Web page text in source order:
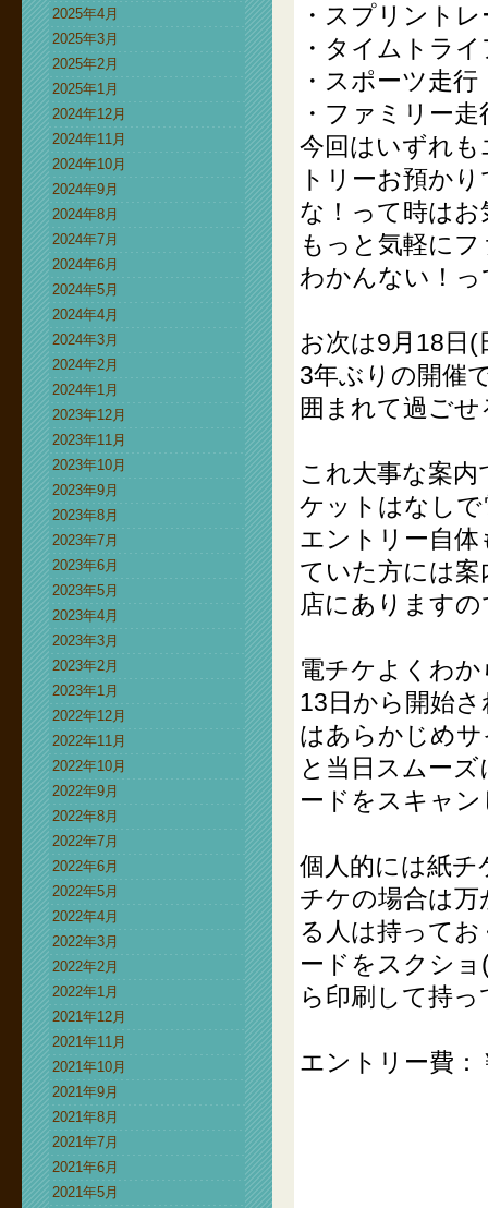
2025年4月
2025年3月
2025年2月
2025年1月
2024年12月
2024年11月
2024年10月
2024年9月
2024年8月
2024年7月
2024年6月
2024年5月
2024年4月
2024年3月
2024年2月
2024年1月
2023年12月
2023年11月
2023年10月
2023年9月
2023年8月
2023年7月
2023年6月
2023年5月
2023年4月
2023年3月
2023年2月
2023年1月
2022年12月
2022年11月
2022年10月
2022年9月
2022年8月
2022年7月
2022年6月
2022年5月
2022年4月
2022年3月
2022年2月
2022年1月
2021年12月
2021年11月
2021年10月
2021年9月
2021年8月
2021年7月
2021年6月
2021年5月
・スプリント
・タイムトラ
・スポーツ走行
・ファミリー走
今回はいずれ
トリーお預か
な！って時は
もっと気軽に
わかんない！
お次は9月18日
3年ぶりの開催
囲まれて過ご
これ大事な案内
ケットはなし
エントリー自
ていた方には
店にあります
電チケよくわ
13日から開始
はあらかじめ
と当日スムー
ードをスキャ
個人的には紙
チケの場合は
る人は持って
ードをスクシ
ら印刷して持
エントリー費：